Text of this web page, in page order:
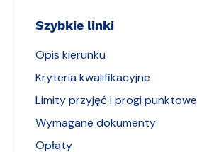
Szybkie linki
Opis kierunku
Kryteria kwalifikacyjne
Limity przyjęć i progi punktowe
Wymagane dokumenty
Opłaty